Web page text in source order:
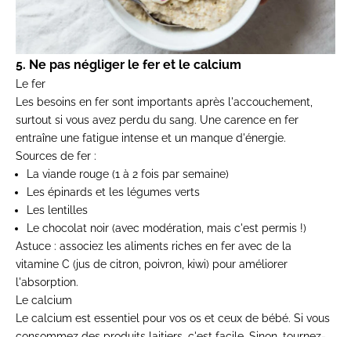
5. Ne pas négliger le fer et le calcium
Le fer
Les besoins en fer sont importants après l'accouchement,
surtout si vous avez perdu du sang. Une carence en fer
entraîne une fatigue intense et un manque d'énergie.
Sources de fer :
La viande rouge (1 à 2 fois par semaine)
Les épinards et les légumes verts
Les lentilles
Le chocolat noir (avec modération, mais c'est permis !)
Astuce : associez les aliments riches en fer avec de la
vitamine C (jus de citron, poivron, kiwi) pour améliorer
l'absorption.
Le calcium
Le calcium est essentiel pour vos os et ceux de bébé. Si vous